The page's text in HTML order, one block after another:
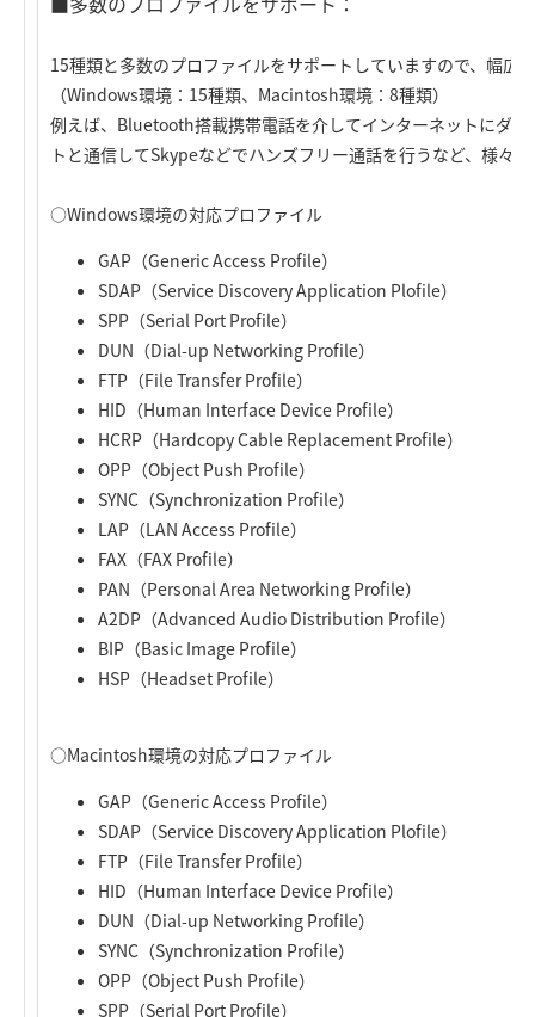
15種類と多数のプロファイルをサポートしていますので、幅
（Windows環境：15種類、Macintosh環境：8種類）
例えば、Bluetooth搭載携帯電話を介してインターネットにダ
トと通信してSkypeなどでハンズフリー通話を行うなど、様々
○Windows環境の対応プロファイル
GAP（Generic Access Profile）
SDAP（Service Discovery Application Plofile）
SPP（Serial Port Profile）
DUN（Dial-up Networking Profile）
FTP（File Transfer Profile）
HID（Human Interface Device Profile）
HCRP（Hardcopy Cable Replacement Profile）
OPP（Object Push Profile）
SYNC（Synchronization Profile）
LAP（LAN Access Profile）
FAX（FAX Profile）
PAN（Personal Area Networking Profile）
A2DP（Advanced Audio Distribution Profile）
BIP（Basic Image Profile）
HSP（Headset Profile）
○Macintosh環境の対応プロファイル
GAP（Generic Access Profile）
SDAP（Service Discovery Application Plofile）
FTP（File Transfer Profile）
HID（Human Interface Device Profile）
DUN（Dial-up Networking Profile）
SYNC（Synchronization Profile）
OPP（Object Push Profile）
SPP（Serial Port Profile）